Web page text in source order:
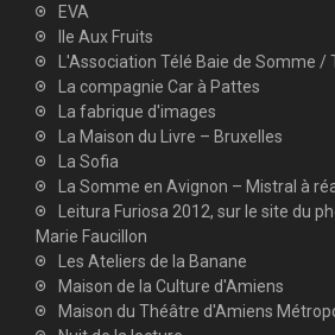
EVA
Ile Aux Fruits
L'Association Télé Baie de Somme /
La compagnie Car à Pattes
La fabrique d'images
La Maison du Livre – Bruxelles
La Sofia
La Somme en Avignon – Mistral à
Leitura Furiosa 2012, sur le site du
Marie Faucillon
Les Ateliers de la Banane
Maison de la Culture d'Amiens
Maison du Théâtre d'Amiens